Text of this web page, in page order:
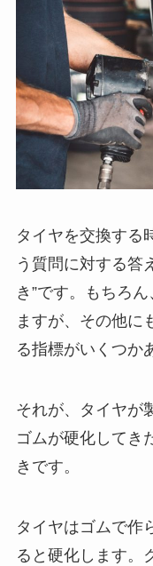
タイヤを交換する
う質問に対する答
き”です。もちろ
ますが、その他に
る指標がいくつか
それが、タイヤが
ゴムが硬化してき
きです。
タイヤはゴムで作
ると硬化します。